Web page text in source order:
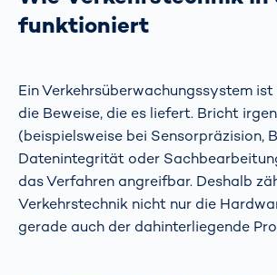
funktioniert
Ein Verkehrsüberwachungssystem
die Beweise, die es liefert. Bricht
(beispielsweise bei Sensorpräzision,
Datenintegrität oder
das Verfahren angreifbar. Deshalb
Verkehrstechnik nicht nur die
gerade auch der dahinterliegende